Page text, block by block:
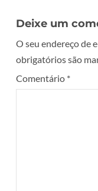
Deixe um
O seu endereço de
obrigatórios são
Comentário *